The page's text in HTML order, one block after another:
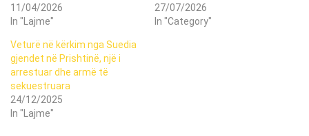
11/04/2026
In "Lajme"
27/07/2026
In "Category"
Veturë në kërkim nga Suedia
gjendet në Prishtinë, një i
arrestuar dhe armë të
sekuestruara
24/12/2025
In "Lajme"